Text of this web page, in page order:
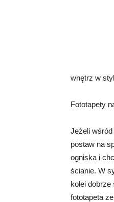
wnętrz w
Fototapety
Jeżeli wśród
postaw na
ogniska i
ścianie. W
kolei dobrze
fototapeta